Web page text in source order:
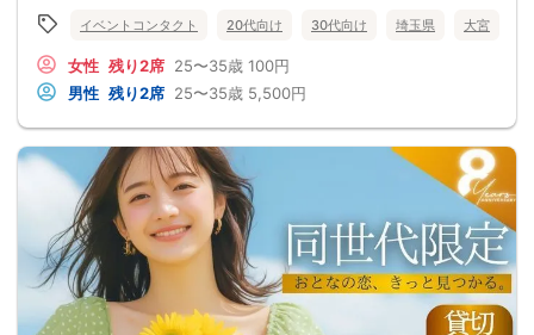
イベントコンタクト 20代向け 30代向け 埼玉県 大宮
女性 残り2席 25〜35歳 100円
男性 残り2席 25〜35歳 5,500円